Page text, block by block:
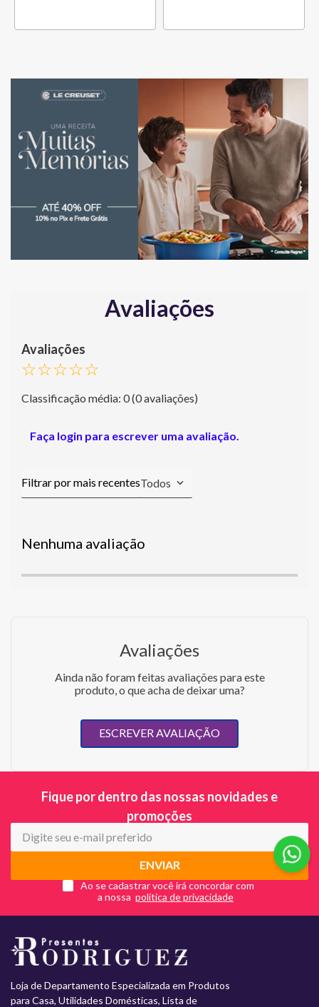
Avaliações
☆☆☆☆☆
Classificação média: 0(0 avaliações)
Faça login para escrever uma avaliação.
Todos
Nenhuma avaliação
Avaliações
Ainda não foram feitas avaliações para este
produto, o que acha de deixar uma?
ESCREVER AVALIAÇÃO
Fique por dentro das nossas novidades e
promoções
ENVIAR
Ao se cadastrar você irá concordar com
a nossa
Loja de Departamento Especializada em Produtos
para Casa, Utilidades Domésticas, Lista de